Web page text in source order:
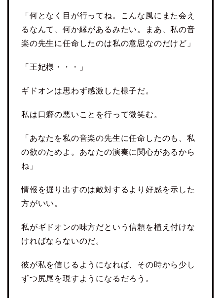
「何となく目が行ってね。こんな風にまた会え
るなんて、何か縁があるみたい。まあ、私の音
楽の先生に任命したのは私の意思なのだけど」
「王妃様・・・」
ギドオンは思わず感激した様子だ。
私は口癖の悪いことを行って微笑む。
「あなたを私の音楽の先生に任命したのも、私
の欲のためよ。あなたの演奏に関心があるから
ね」
情報を掘り出すのは敵対するより好感を示した
方がいい。
私がギドオンの味方だという信頼を植え付けな
ければならないのだ。
彼が私を信じるようになれば、その時から少し
ずつ尻尾を現すようになるだろう。